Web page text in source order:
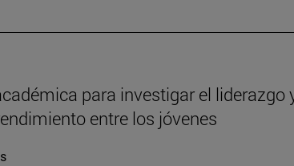
para investigar el liderazgo
entre los jóvenes